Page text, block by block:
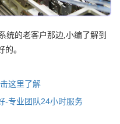
的老客户那边,小编了解到
的。
这里了解
-专业团队24小时服务